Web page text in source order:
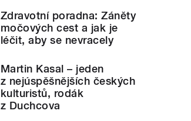
Zdravotní poradna: Záněty
močových cest a jak je
léčit, aby se nevracely
Martin Kasal – jeden
z nejúspěšnějších českých
kulturistů, rodák
z Duchcova